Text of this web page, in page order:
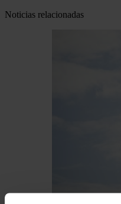
Noticias relacionadas